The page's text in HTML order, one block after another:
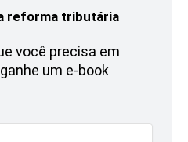
reforma tributária
você precisa em
um e-book